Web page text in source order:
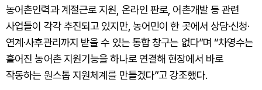
농어촌인력과 계절근로 지원, 온라인 판로, 어촌개발 등 관련
사업들이 각각 추진되고 있지만, 농어민이 한 곳에서 상담·신청·
연계·사후관리까지 받을 수 있는 통합 창구는 없다”며 “차영수는
흩어진 농어촌 지원기능을 하나로 연결해 현장에서 바로
작동하는 원스톱 지원체계를 만들겠다”고 강조했다.